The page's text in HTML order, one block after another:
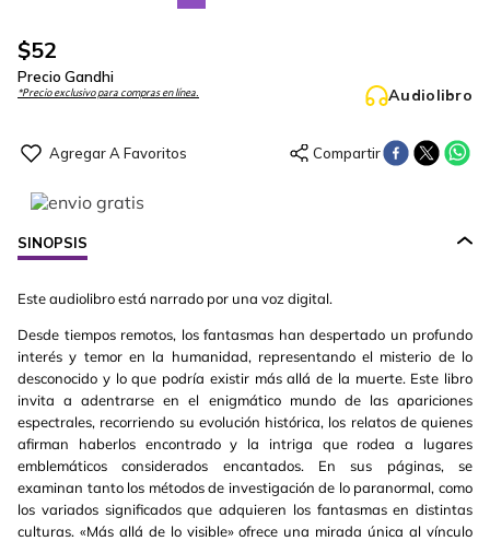
$52
Precio Gandhi
*Precio exclusivo para compras en línea. Audiolibro
SINOPSIS
Este audiolibro está narrado por una voz digital.
Desde tiempos remotos, los fantasmas han despertado un profundo
interés y temor en la humanidad, representando el misterio de lo
desconocido y lo que podría existir más allá de la muerte. Este libro
invita a adentrarse en el enigmático mundo de las apariciones
espectrales, recorriendo su evolución histórica, los relatos de quienes
afirman haberlos encontrado y la intriga que rodea a lugares
emblemáticos considerados encantados. En sus páginas, se
examinan tanto los métodos de investigación de lo paranormal, como
los variados significados que adquieren los fantasmas en distintas
culturas. «Más allá de lo visible» ofrece una mirada única al vínculo